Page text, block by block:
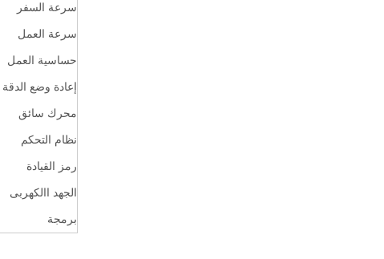
سرعة السفر
سرعة العمل
حساسية العمل
إعادة وضع الدقة
محرك سائق
نظام التحكم
رمز القيادة
الجهد االكهربى
برمجة